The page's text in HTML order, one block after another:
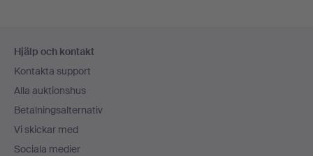
Hjälp och kontakt
Kontakta support
Alla auktionshus
Betalningsalternativ
Vi skickar med
Sociala medier